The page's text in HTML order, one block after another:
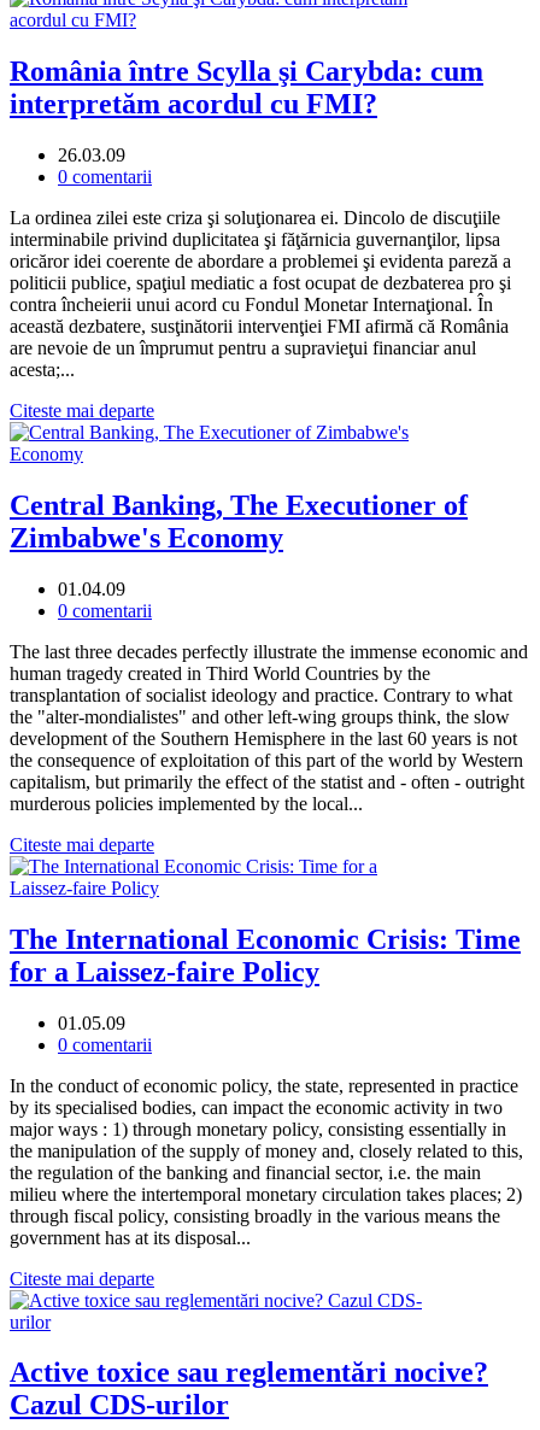
România între Scylla şi Carybda: cum
interpretăm acordul cu FMI?
26.03.09
0 comentarii
La ordinea zilei este criza şi soluţionarea ei. Dincolo de discuţiile
interminabile privind duplicitatea şi făţărnicia guvernanţilor, lipsa
oricăror idei coerente de abordare a problemei şi evidenta pareză a
politicii publice, spaţiul mediatic a fost ocupat de dezbaterea pro şi
contra încheierii unui acord cu Fondul Monetar Internaţional. În
această dezbatere, susţinătorii intervenţiei FMI afirmă că România
are nevoie de un împrumut pentru a supravieţui financiar anul
acesta;...
Citeste mai departe
Central Banking, The Executioner of
Zimbabwe's Economy
01.04.09
0 comentarii
The last three decades perfectly illustrate the immense economic and
human tragedy created in Third World Countries by the
transplantation of socialist ideology and practice. Contrary to what
the "alter-mondialistes" and other left-wing groups think, the slow
development of the Southern Hemisphere in the last 60 years is not
the consequence of exploitation of this part of the world by Western
capitalism, but primarily the effect of the statist and - often - outright
murderous policies implemented by the local...
Citeste mai departe
The International Economic Crisis: Time
for a Laissez-faire Policy
01.05.09
0 comentarii
In the conduct of economic policy, the state, represented in practice
by its specialised bodies, can impact the economic activity in two
major ways : 1) through monetary policy, consisting essentially in
the manipulation of the supply of money and, closely related to this,
the regulation of the banking and financial sector, i.e. the main
milieu where the intertemporal monetary circulation takes places; 2)
through fiscal policy, consisting broadly in the various means the
government has at its disposal...
Citeste mai departe
Active toxice sau reglementări nocive?
Cazul CDS-urilor